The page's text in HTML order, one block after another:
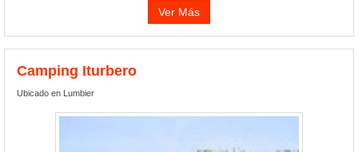
Ver Más
Camping Iturbero
Ubicado en Lumbier